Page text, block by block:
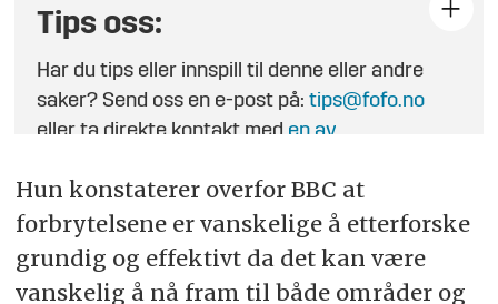
Tips oss:
Har du tips eller innspill til denne eller andre
saker? Send oss en e-post på:tips@fofo.no
eller ta direkte kontakt med en av
Hun konstaterer overfor BBC at
forbrytelsene er vanskelige å etterforske
grundig og effektivt da det kan være
vanskelig å nå fram til både områder og